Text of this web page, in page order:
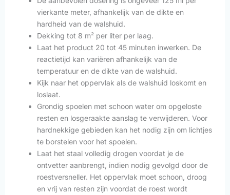
vierkante meter, afhankelijk van de dikte en
hardheid van de walshuid.
Dekking tot 8 m² per liter per laag.
Laat het product 20 tot 45 minuten inwerken. De
reactietijd kan variëren afhankelijk van de
temperatuur en de dikte van de walshuid.
Kijk naar het oppervlak als de walshuid loskomt en
loslaat.
Grondig spoelen met schoon water om opgeloste
resten en losgeraakte aanslag te verwijderen. Voor
hardnekkige gebieden kan het nodig zijn om lichtjes
te borstelen voor het spoelen.
Laat het staal volledig drogen voordat je de
ontvetter aanbrengt, indien nodig gevolgd door de
roestversneller. Het oppervlak moet schoon, droog
en vrij van resten zijn voordat de roest wordt